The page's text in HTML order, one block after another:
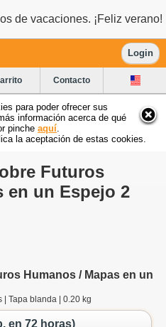
de vacaciones. ¡Feliz verano!
Login
Contacto
para poder ofrecer sus
información acerca de qué
pinche aquí
la aceptación de estas cookies.
Futuros
en un Espejo 2
Humanos / Mapas en un
Tapa blanda | 0.20 kg
en 72 horas)